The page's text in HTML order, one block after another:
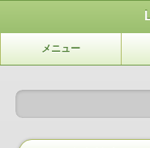
メニュー